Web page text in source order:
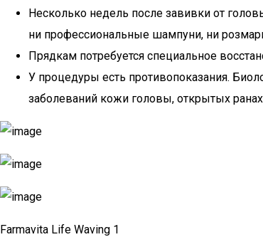
Несколько недель после завивки от
ни профессиональные шампуни, ни
Прядкам потребуется специальное
У процедуры есть противопоказания.
заболеваний кожи головы, открытых
Farmavita Life Waving 1